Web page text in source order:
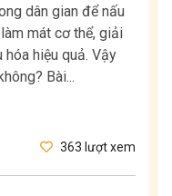
dân gian để nấu
mát cơ thể, giải
hóa hiệu quả. Vậy
Bài...
363 lượt xem